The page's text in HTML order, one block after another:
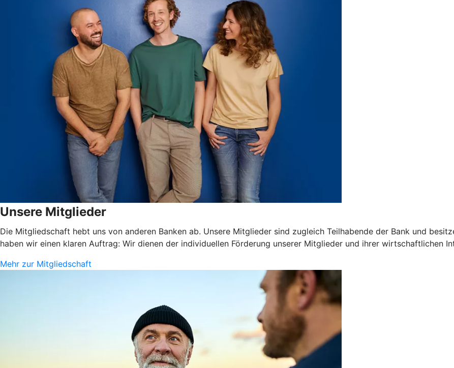
Unsere Mitglieder
Die Mitgliedschaft hebt uns von anderen Banken ab. Unsere Mitglieder sind zugleich Teilhabende der Bank und
haben wir einen klaren Auftrag: Wir dienen der individuellen Förderung unserer Mitglieder und ihrer wirtschaftlichen
Mehr zur Mitgliedschaft